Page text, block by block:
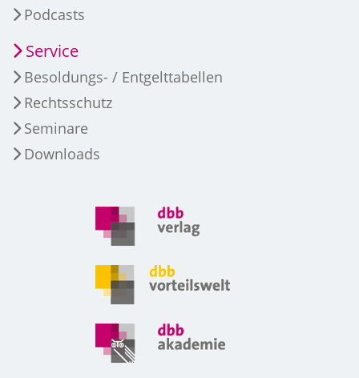
Podcasts
Service
Besoldungs- / Entgelttabellen
Rechtsschutz
Seminare
Downloads